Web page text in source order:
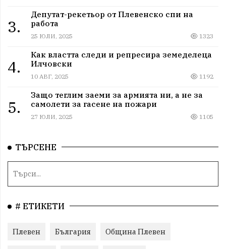
3.
Депутат-рекетьор от Плевенско спи на
работа
25 ЮЛИ, 2025 1323
4.
Как властта следи и репресира земеделеца
Илчовски
10 АВГ, 2025 1192
5.
Защо теглим заеми за армията ни, а не за
самолети за гасене на пожари
27 ЮЛИ, 2025 1105
ТЪРСЕНЕ
# ЕТИКЕТИ
Плевен България Община Плевен